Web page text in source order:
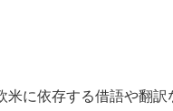
に依存する借語や翻訳